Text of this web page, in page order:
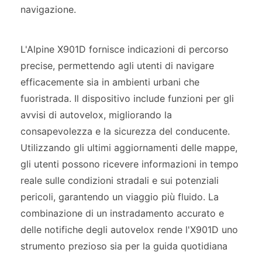
navigazione.
L'Alpine X901D fornisce indicazioni di percorso
precise, permettendo agli utenti di navigare
efficacemente sia in ambienti urbani che
fuoristrada. Il dispositivo include funzioni per gli
avvisi di autovelox, migliorando la
consapevolezza e la sicurezza del conducente.
Utilizzando gli ultimi aggiornamenti delle mappe,
gli utenti possono ricevere informazioni in tempo
reale sulle condizioni stradali e sui potenziali
pericoli, garantendo un viaggio più fluido. La
combinazione di un instradamento accurato e
delle notifiche degli autovelox rende l'X901D uno
strumento prezioso sia per la guida quotidiana